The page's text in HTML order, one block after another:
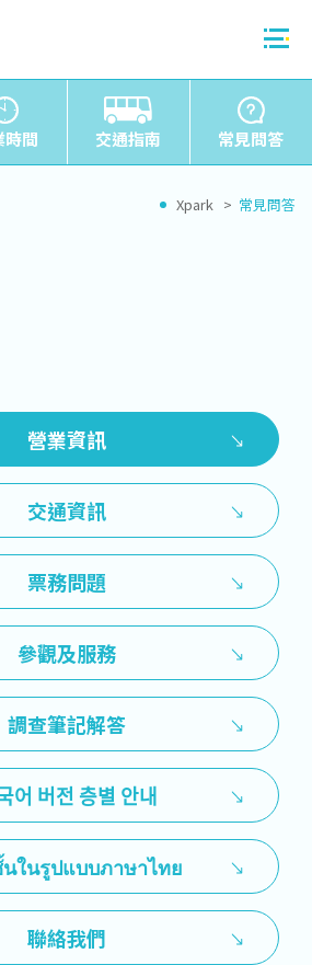
時間 交通指南 常見問答
Xpark 常見問答
營業資訊
交通資訊
票務問題
參觀及服務
調查筆記解答
어 버전 층별 안내
ในรูปแบบภาษาไทย
聯絡我們